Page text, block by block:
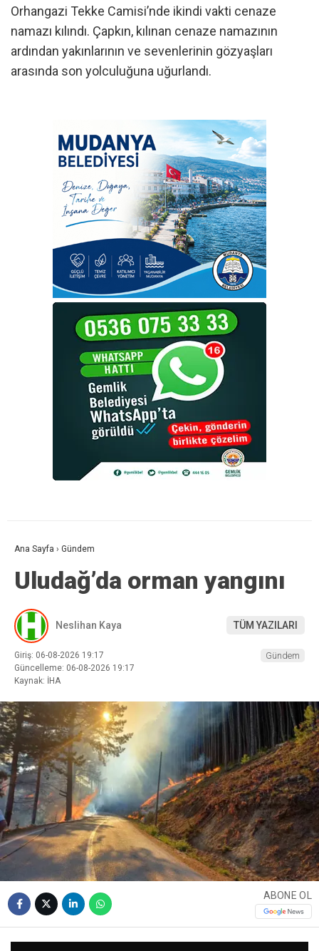
Orhangazi Tekke Camisi’nde ikindi vakti cenaze
namazı kılındı. Çapkın, kılınan cenaze namazının
ardından yakınlarının ve sevenlerinin gözyaşları
arasında son yolculuğuna uğurlandı.
Ana Sayfa › Gündem
Uludağ’da orman yangını
Neslihan Kaya TÜM YAZILARI
Giriş: 06-08-2026 19:17
Güncelleme: 06-08-2026 19:17
Kaynak: İHA
Gündem
ABONE OL